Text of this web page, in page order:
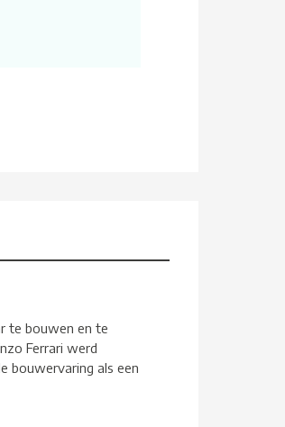
te bouwen en te
Ferrari werd
bouwervaring als een